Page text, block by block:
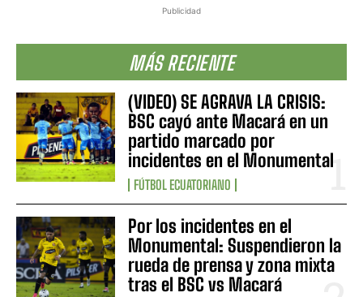
Publicidad
MÁS RECIENTE
(VIDEO) SE AGRAVA LA CRISIS:
BSC cayó ante Macará en un
partido marcado por
incidentes en el Monumental
FÚTBOL ECUATORIANO
Por los incidentes en el
Monumental: Suspendieron la
rueda de prensa y zona mixta
tras el BSC vs Macará